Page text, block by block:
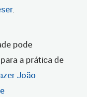
.
pode
a prática de
João